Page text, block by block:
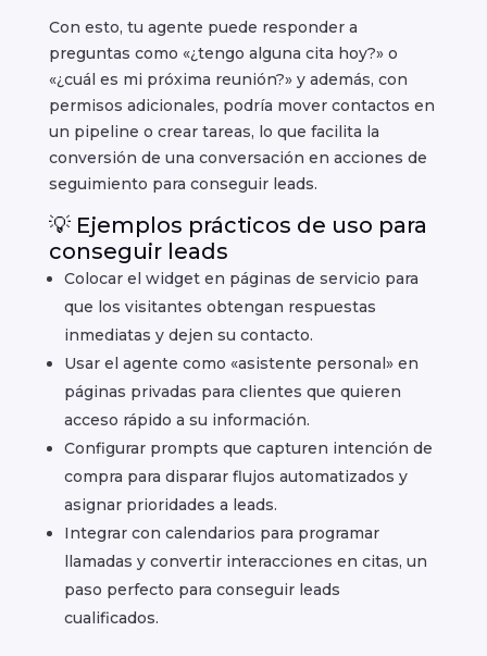
Con esto, tu agente puede responder a
preguntas como «¿tengo alguna cita hoy?» o
«¿cuál es mi próxima reunión?» y además, con
permisos adicionales, podría mover contactos en
un pipeline o crear tareas, lo que facilita la
conversión de una conversación en acciones de
seguimiento para conseguir leads.
💡 Ejemplos prácticos de uso para
conseguir leads
Colocar el widget en páginas de servicio para
que los visitantes obtengan respuestas
inmediatas y dejen su contacto.
Usar el agente como «asistente personal» en
páginas privadas para clientes que quieren
acceso rápido a su información.
Configurar prompts que capturen intención de
compra para disparar flujos automatizados y
asignar prioridades a leads.
Integrar con calendarios para programar
llamadas y convertir interacciones en citas, un
paso perfecto para conseguir leads
cualificados.